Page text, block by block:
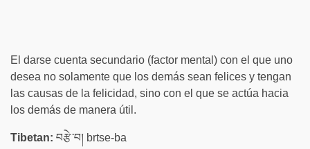
El darse cuenta secundario (factor mental) con el que uno
desea no solamente que los demás sean felices y tengan
las causas de la felicidad, sino con el que se actúa hacia
los demás de manera útil.
Tibetan: བརྩེ་བ། brtse-ba